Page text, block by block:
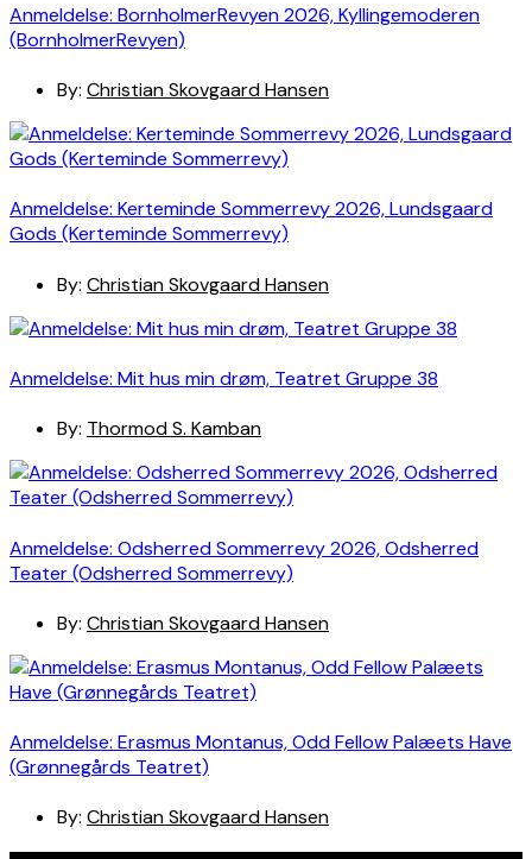
Anmeldelse: BornholmerRevyen 2026, Kyllingemoderen
(BornholmerRevyen)
By: Christian Skovgaard Hansen
Anmeldelse: Kerteminde Sommerrevy 2026, Lundsgaard
Gods (Kerteminde Sommerrevy)
By: Christian Skovgaard Hansen
Anmeldelse: Mit hus min drøm, Teatret Gruppe 38
By: Thormod S. Kamban
Anmeldelse: Odsherred Sommerrevy 2026, Odsherred
Teater (Odsherred Sommerrevy)
By: Christian Skovgaard Hansen
Anmeldelse: Erasmus Montanus, Odd Fellow Palæets Have
(Grønnegårds Teatret)
By: Christian Skovgaard Hansen